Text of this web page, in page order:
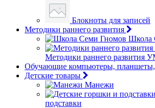
Блокноты для записей
Методики раннего развития
Школа
Методики раннего
Обучающие компьютеры,
Детские товары
Манежи
подставки